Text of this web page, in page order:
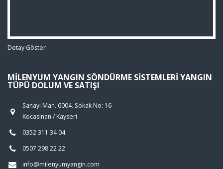
Detay Göster
MILENYUM YANGIN SÖNDÜRME SISTEMLERI YANGIN
TÜPÜ DOLUM VE SATIŞI
Sanayi Mah. 6004. Sokak No: 16
Kocasinan / Kayseri
0352 311 34 04
0507 298 22 22
info@milenyumyangin.com